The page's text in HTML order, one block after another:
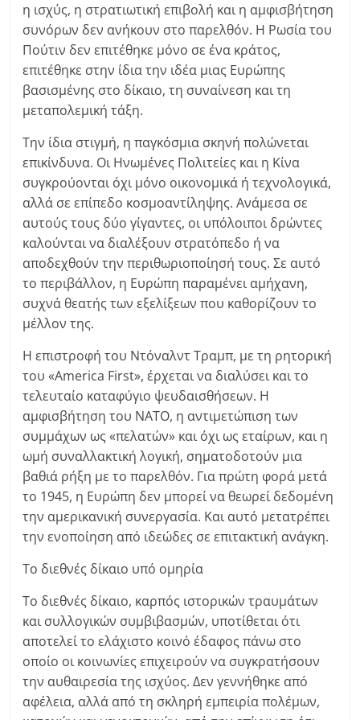
η ισχύς, η στρατιωτική επιβολή και η αμφισβήτηση
συνόρων δεν ανήκουν στο παρελθόν. Η Ρωσία του
Πούτιν δεν επιτέθηκε μόνο σε ένα κράτος,
επιτέθηκε στην ίδια την ιδέα μιας Ευρώπης
βασισμένης στο δίκαιο, τη συναίνεση και τη
μεταπολεμική τάξη.
Την ίδια στιγμή, η παγκόσμια σκηνή πολώνεται
επικίνδυνα. Οι Ηνωμένες Πολιτείες και η Κίνα
συγκρούονται όχι μόνο οικονομικά ή τεχνολογικά,
αλλά σε επίπεδο κοσμοαντίληψης. Ανάμεσα σε
αυτούς τους δύο γίγαντες, οι υπόλοιποι δρώντες
καλούνται να διαλέξουν στρατόπεδο ή να
αποδεχθούν την περιθωριοποίησή τους. Σε αυτό
το περιβάλλον, η Ευρώπη παραμένει αμήχανη,
συχνά θεατής των εξελίξεων που καθορίζουν το
μέλλον της.
Η επιστροφή του Ντόναλντ Τραμπ, με τη ρητορική
του «America First», έρχεται να διαλύσει και το
τελευταίο καταφύγιο ψευδαισθήσεων. Η
αμφισβήτηση του ΝΑΤΟ, η αντιμετώπιση των
συμμάχων ως «πελατών» και όχι ως εταίρων, και η
ωμή συναλλακτική λογική, σηματοδοτούν μια
βαθιά ρήξη με το παρελθόν. Για πρώτη φορά μετά
το 1945, η Ευρώπη δεν μπορεί να θεωρεί δεδομένη
την αμερικανική συνεργασία. Και αυτό μετατρέπει
την ενοποίηση από ιδεώδες σε επιτακτική ανάγκη.
Το διεθνές δίκαιο υπό ομηρία
Το διεθνές δίκαιο, καρπός ιστορικών τραυμάτων
και συλλογικών συμβιβασμών, υποτίθεται ότι
αποτελεί το ελάχιστο κοινό έδαφος πάνω στο
οποίο οι κοινωνίες επιχειρούν να συγκρατήσουν
την αυθαιρεσία της ισχύος. Δεν γεννήθηκε από
αφέλεια, αλλά από τη σκληρή εμπειρία πολέμων,